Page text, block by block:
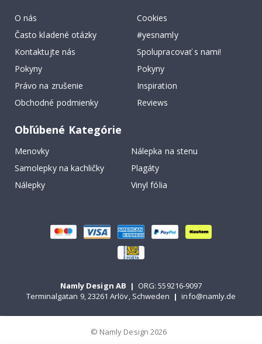
O nás
Často kladené otázky
Kontaktujte nás
Pokyny
Právo na zrušenie
Obchodné podmienky
Cookies
#yesnamly
Spolupracovať s nami!
Pokyny
Inspiration
Reviews
Obľúbené Kategórie
Menovky
Nálepka na stenu
Samolepky na kachličky
Plagáty
Nálepky
Vinyl fólia
Namly Design AB | ORG: 559216-9097
Terminalgatan 9, 23261 Arlöv, Schweden | info@namly.de
© Namly Design 2026